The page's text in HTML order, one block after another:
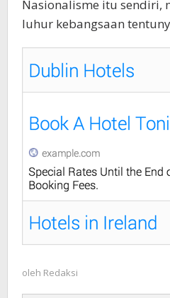
Nasionalisme itu sendiri,
luhur kebangsaan
oleh Redaksi